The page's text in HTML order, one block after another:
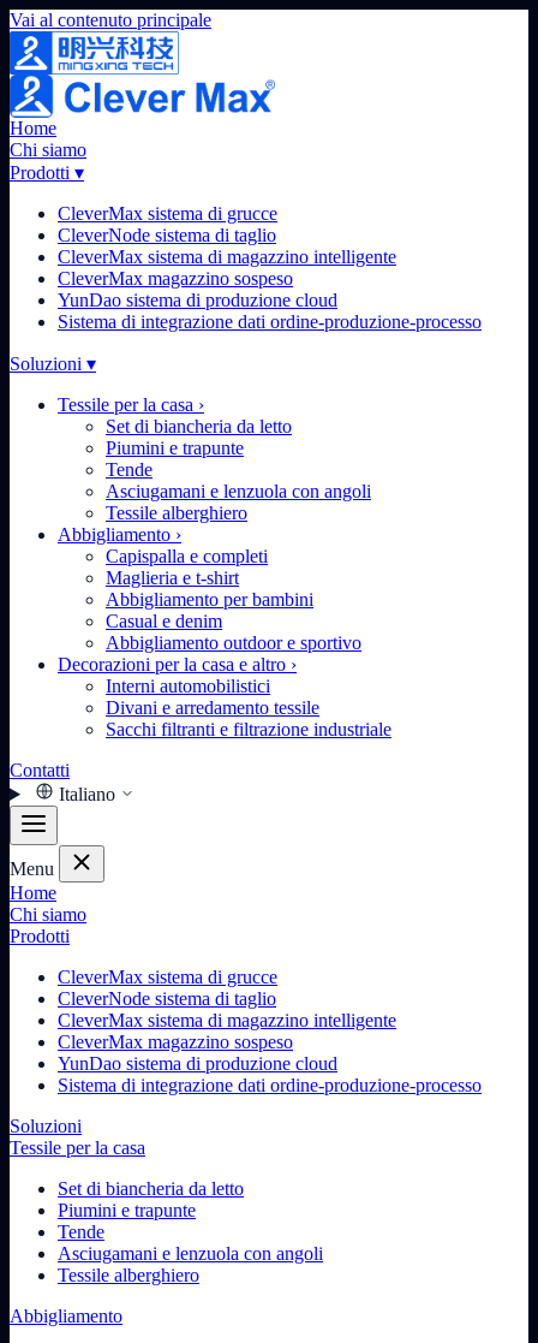
Vai al contenuto principale
Home
Chi siamo
Prodotti ▾
CleverMax sistema di grucce
CleverNode sistema di taglio
CleverMax sistema di magazzino intelligente
CleverMax magazzino sospeso
YunDao sistema di produzione cloud
Sistema di integrazione dati ordine-produzione-processo
Soluzioni ▾
Tessile per la casa ›
Set di biancheria da letto
Piumini e trapunte
Tende
Asciugamani e lenzuola con angoli
Tessile alberghiero
Abbigliamento ›
Capispalla e completi
Maglieria e t-shirt
Abbigliamento per bambini
Casual e denim
Abbigliamento outdoor e sportivo
Decorazioni per la casa e altro ›
Interni automobilistici
Divani e arredamento tessile
Sacchi filtranti e filtrazione industriale
Contatti
Italiano
Menu
Home
Chi siamo
Prodotti
CleverMax sistema di grucce
CleverNode sistema di taglio
CleverMax sistema di magazzino intelligente
CleverMax magazzino sospeso
YunDao sistema di produzione cloud
Sistema di integrazione dati ordine-produzione-processo
Soluzioni
Tessile per la casa
Set di biancheria da letto
Piumini e trapunte
Tende
Asciugamani e lenzuola con angoli
Tessile alberghiero
Abbigliamento